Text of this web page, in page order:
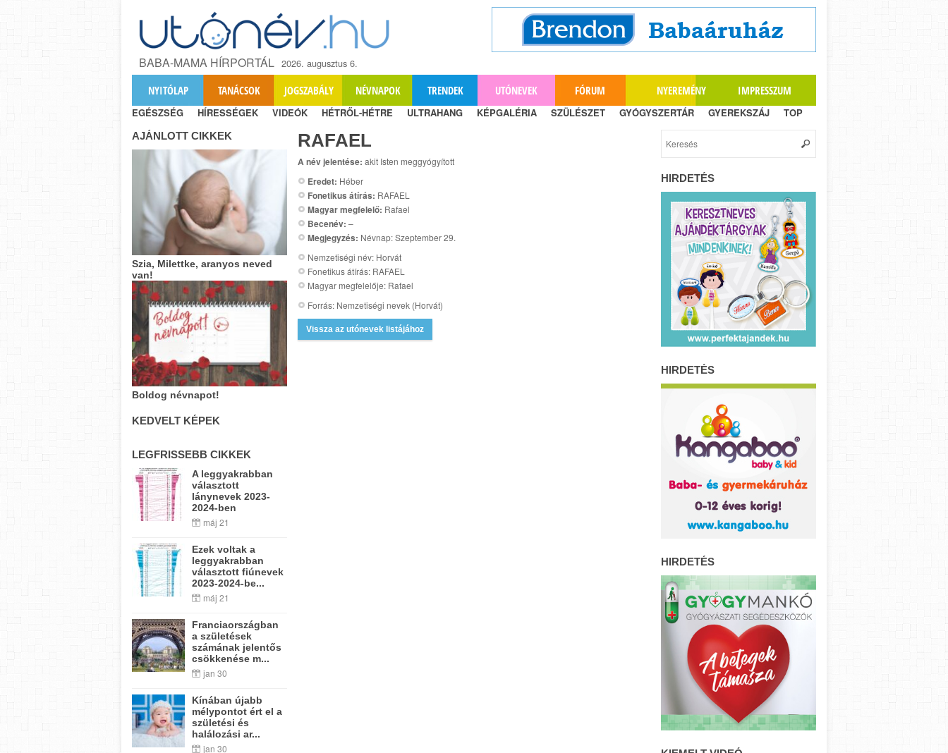
BABA-MAMA HÍRPORTÁL 2026. augusztus 6.
NYITÓLAP TANÁCSOK JOGSZABÁLY NÉVNAPOK TRENDEK UTÓNEVEK FÓRUM NYEREMÉNY IMPRESSZUM
EGÉSZSÉG HÍRESSÉGEK VIDEÓK HÉTRŐL-HÉTRE ULTRAHANG KÉPGALÉRIA SZÜLÉSZET GYÓGYSZERTÁR GYEREKSZÁJ TOP
RAFAEL
A név jelentése: akit Isten meggyógyított
Eredet: Héber
Fonetikus átírás: RAFAEL
Magyar megfelelő: Rafael
Becenév: –
Megjegyzés: Névnap: Szeptember 29.
Nemzetiségi név: Horvát
Fonetikus átírás: RAFAEL
Magyar megfelelője: Rafael
Forrás: Nemzetiségi nevek (Horvát)
Vissza az utónevek listájához
AJÁNLOTT CIKKEK
Szia, Milettke, aranyos neved
van!
Boldog névnapot!
KEDVELT KÉPEK
LEGFRISSEBB CIKKEK
A leggyakrabban
választott
lánynevek 2023-
2024-ben
máj 21
Ezek voltak a
leggyakrabban
választott fiúnevek
2023-2024-be...
máj 21
Franciaországban
a születések
számának jelentős
csökkenése m...
jan 30
Kínában újabb
mélypontot ért el a
születési és
halálozási ar...
jan 30
HIRDETÉS
HIRDETÉS
HIRDETÉS